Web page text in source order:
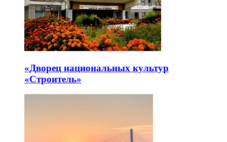
«Дворец национальных культур
«Строитель»